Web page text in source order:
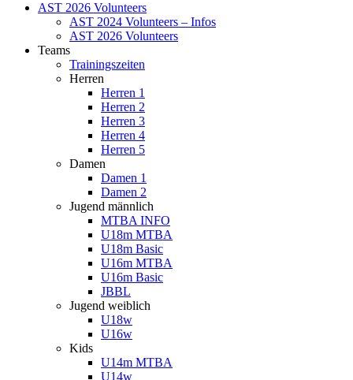
AST 2026 Volunteers
AST 2024 Volunteers – Infos
AST 2026 Volunteers
Teams
Trainingszeiten
Herren
Herren 1
Herren 2
Herren 3
Herren 4
Herren 5
Damen
Damen 1
Damen 2
Jugend männlich
MTBA INFO
U18m MTBA
U18m Basic
U16m MTBA
U16m Basic
JBBL
Jugend weiblich
U18w
U16w
Kids
U14m MTBA
U14w